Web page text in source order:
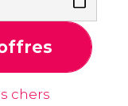
chers